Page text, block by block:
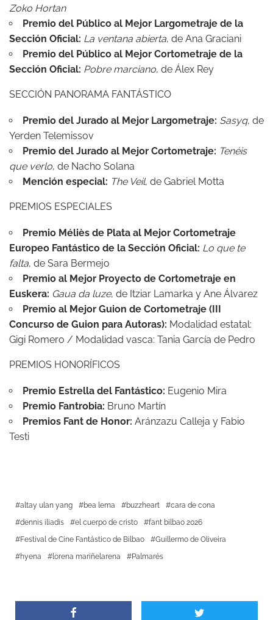
Zoko Hortan
Premio del Público al Mejor Largometraje de la
Sección Oficial: La ventana abierta, de Ana Graciani
Premio del Público al Mejor Cortometraje de la
Sección Oficial: Pobre marciano, de Álex Rey
SECCIÓN PANORAMA FANTÁSTICO
Premio del Jurado al Mejor Largometraje: Sasyq, de
Yerden Telemissov
Premio del Jurado al Mejor Cortometraje: Tenéis
que verlo, de Nacho Solana
Mención especial: The Veil, de Gabriel Motta
PREMIOS ESPECIALES
Premio Méliès de Plata al Mejor Cortometraje
Europeo Fantástico de la Sección Oficial: Lo que te
falta, de Sara Bermejo
Premio al Mejor Proyecto de Cortometraje en
Euskera: Gaua da luze, de Itziar Lamarka y Ane Álvarez
Premio al Mejor Guion de Cortometraje (III
Concurso de Guion para Autoras): Modalidad estatal:
Gigi Romero / Modalidad vasca: Tania García de Pedro
PREMIOS HONORÍFICOS
Premio Estrella del Fantástico: Eugenio Mira
Premio Fantrobia: Bruno Martín
Premios Fant de Honor: Aránzazu Calleja y Fabio
Testi
altay ulan yang bea lema buzzheart
cara de cona
dennis iliadis
el cuerpo de cristo
fant bilbao 2026
Festival de Cine Fantástico de Bilbao
Guillermo de Oliveira
hyena
lorena mariñelarena Palmarés